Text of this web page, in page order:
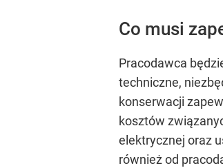
Co musi
Pracodawca
techniczne,
konserwacji
kosztów
elektrycznej oraz
również od